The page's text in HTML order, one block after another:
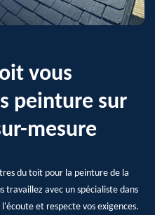
vous
peinture sur
mesure
du toit pour la peinture de la
travaillez avec un spécialiste dans
et respecte vos exigences.